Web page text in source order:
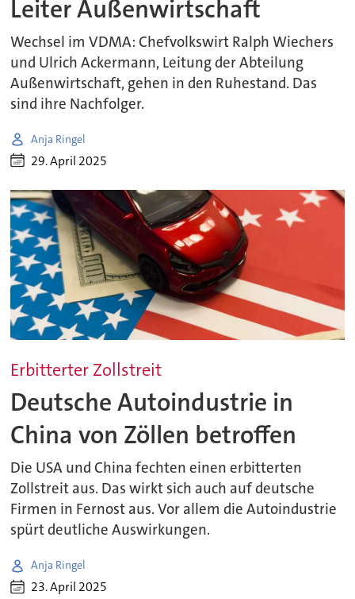
Leiter Außenwirtschaft
Wechsel im VDMA: Chefvolkswirt Ralph Wiechers
und Ulrich Ackermann, Leitung der Abteilung
Außenwirtschaft, gehen in den Ruhestand. Das
sind ihre Nachfolger.
Anja Ringel
29. April 2025
Erbitterter Zollstreit
Deutsche Autoindustrie in
China von Zöllen betroffen
Die USA und China fechten einen erbitterten
Zollstreit aus. Das wirkt sich auch auf deutsche
Firmen in Fernost aus. Vor allem die Autoindustrie
spürt deutliche Auswirkungen.
Anja Ringel
23. April 2025